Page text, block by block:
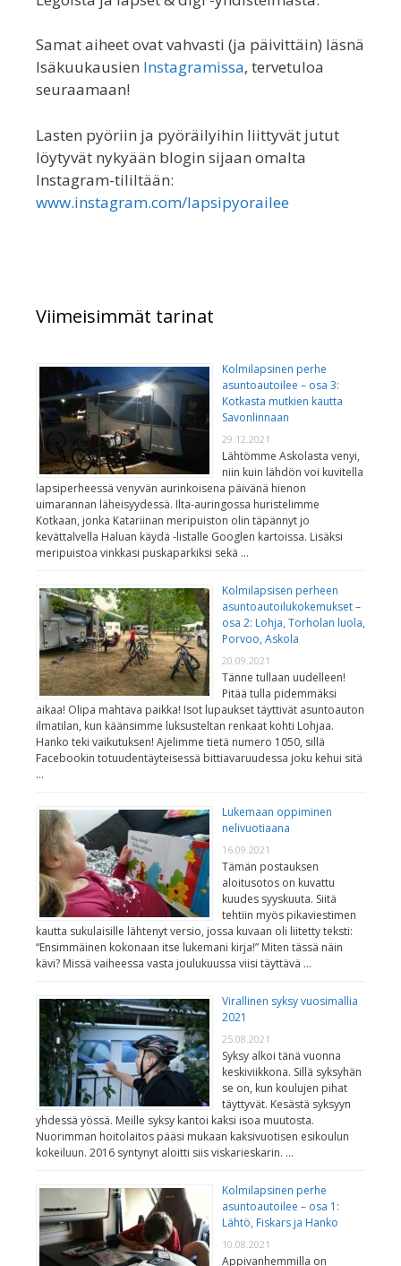
Samat aiheet ovat vahvasti (ja päivittäin) läsnä
Isäkuukausien Instagramissa, tervetuloa
seuraamaan!
Lasten pyöriin ja pyöräilyihin liittyvät jutut
löytyvät nykyään blogin sijaan omalta
Instagram-tililtään:
www.instagram.com/lapsipyorailee
Viimeisimmät tarinat
Kolmilapsinen perhe
asuntoautoilee – osa 3:
Kotkasta mutkien kautta
Savonlinnaan
29.12.2021
Lähtömme Askolasta venyi,
niin kuin lähdön voi kuvitella
lapsiperheessä venyvän aurinkoisena päivänä hienon
uimarannan läheisyydessä. Ilta-auringossa huristelimme
Kotkaan, jonka Katariinan meripuiston olin täpännyt jo
kevättalvella Haluan käydä -listalle Googlen kartoissa. Lisäksi
meripuistoa vinkkasi puskaparkiksi sekä …
Kolmilapsisen perheen
asuntoautoilukokemukset –
osa 2: Lohja, Torholan luola,
Porvoo, Askola
20.09.2021
Tänne tullaan uudelleen!
Pitää tulla pidemmäksi
aikaa! Olipa mahtava paikka! Isot lupaukset täyttivät asuntoauton
ilmatilan, kun käänsimme luksusteltan renkaat kohti Lohjaa.
Hanko teki vaikutuksen! Ajelimme tietä numero 1050, sillä
Facebookin totuudentäyteisessä bittiavaruudessa joku kehui sitä
…
Lukemaan oppiminen
nelivuotiaana
16.09.2021
Tämän postauksen
aloitusotos on kuvattu
kuudes syyskuuta. Siitä
tehtiin myös pikaviestimen
kautta sukulaisille lähtenyt versio, jossa kuvaan oli liitetty teksti:
“Ensimmäinen kokonaan itse lukemani kirja!” Miten tässä näin
kävi? Missä vaiheessa vasta joulukuussa viisi täyttävä …
Virallinen syksy vuosimallia
2021
25.08.2021
Syksy alkoi tänä vuonna
keskiviikkona. Sillä syksyhän
se on, kun koulujen pihat
täyttyvät. Kesästä syksyyn
yhdessä yössä. Meille syksy kantoi kaksi isoa muutosta.
Nuorimman hoitolaitos pääsi mukaan kaksivuotisen esikoulun
kokeiluun. 2016 syntynyt aloitti siis viskarieskarin. …
Kolmilapsinen perhe
asuntoautoilee – osa 1:
Lähtö, Fiskars ja Hanko
10.08.2021
Appivanhemmilla on